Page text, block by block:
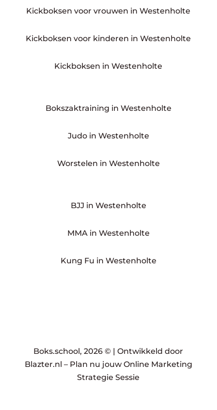
Kickboksen voor vrouwen in Westenholte
Kickboksen voor kinderen in Westenholte
Kickboksen in Westenholte
Bokszaktraining in Westenholte
Judo in Westenholte
Worstelen in Westenholte
BJJ in Westenholte
MMA in Westenholte
Kung Fu in Westenholte
Boks.school, 2026 © |Ontwikkeld door
Blazter.nl – Plan nu jouw Online Marketing
Strategie Sessie